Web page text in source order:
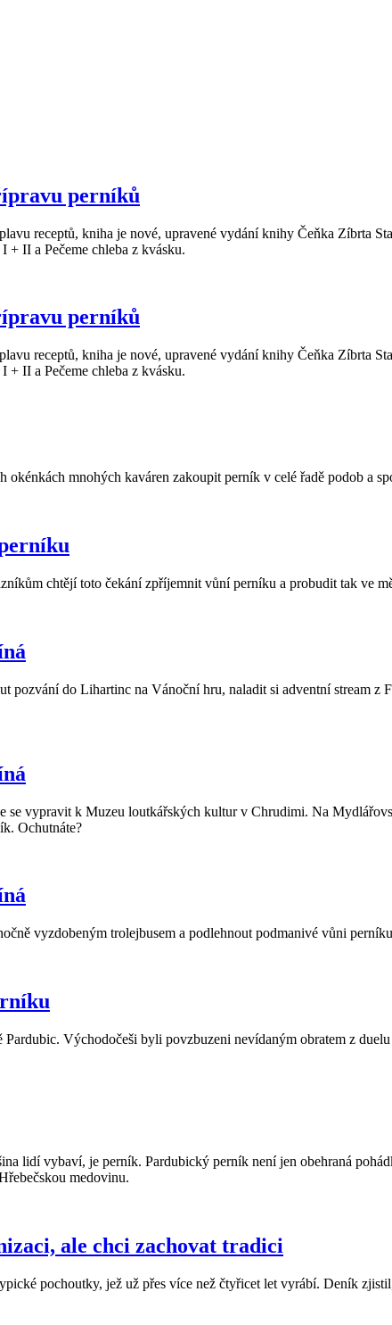
perníků
receptů, kniha je nové, upravené vydání knihy Čeňka Zíbrta
+ II a Pečeme chleba z kvásku.
perníků
receptů, kniha je nové, upravené vydání knihy Čeňka Zíbrta
+ II a Pečeme chleba z kvásku.
mnohých kaváren zakoupit perník v celé řadě podob a
chtějí toto čekání zpříjemnit vůní perníku a probudit tak ve
pozvání do Lihartinc na Vánoční hru, naladit si adventní stream z
se vypravit k Muzeu loutkářských kultur v Chrudimi. Na
Ochutnáte?
vyzdobeným trolejbusem a podlehnout podmanivé vůni
Východočeši byli povzbuzeni nevídaným obratem z
lidí vybaví, je perník. Pardubický perník není jen obehraná
medovinu.
ale chci zachovat tradici
pochoutky, jež už přes více než čtyřicet let vyrábí. Deník